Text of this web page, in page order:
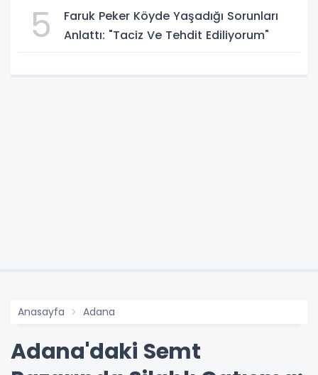
5
Faruk Peker Köyde Yaşadığı Sorunları
Anlattı: "Taciz Ve Tehdit Ediliyorum"
Anasayfa Adana
Adana'daki Semt